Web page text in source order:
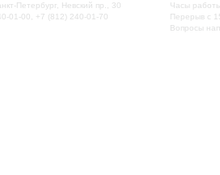
Петербург, Невский пр., 30
01-00, +7 (812) 240-01-70
Часы
Перерыв с
Вопросы